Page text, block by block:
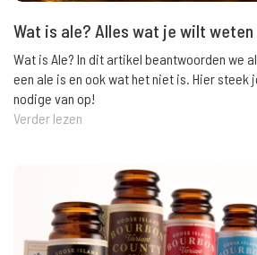
Wat is ale? Alles wat je wilt
Wat is Ale? In dit artikel beantwoorden we
een ale is en ook wat het niet is. Hier steek
nodige van op!
Verder lezen